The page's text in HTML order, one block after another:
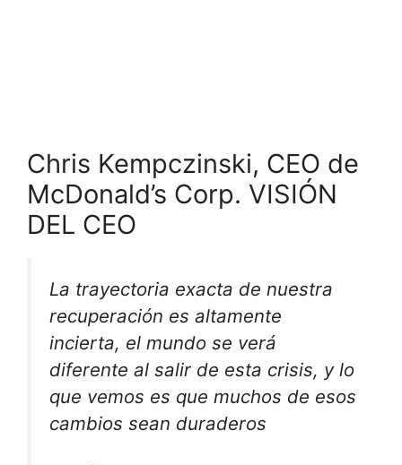
Chris Kempczinski, CEO de
McDonald’s Corp. VISIÓN
DEL CEO
La trayectoria exacta de nuestra
recuperación es altamente
incierta, el mundo se verá
diferente al salir de esta crisis, y lo
que vemos es que muchos de esos
cambios sean duraderos